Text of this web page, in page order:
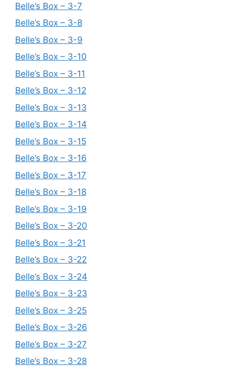
Belle’s Box – 3-7
Belle’s Box – 3-8
Belle’s Box – 3-9
Belle’s Box – 3-10
Belle’s Box – 3-11
Belle’s Box – 3-12
Belle’s Box – 3-13
Belle’s Box – 3-14
Belle’s Box – 3-15
Belle’s Box – 3-16
Belle’s Box – 3-17
Belle’s Box – 3-18
Belle’s Box – 3-19
Belle’s Box – 3-20
Belle’s Box – 3-21
Belle’s Box – 3-22
Belle’s Box – 3-24
Belle’s Box – 3-23
Belle’s Box – 3-25
Belle’s Box – 3-26
Belle’s Box – 3-27
Belle’s Box – 3-28